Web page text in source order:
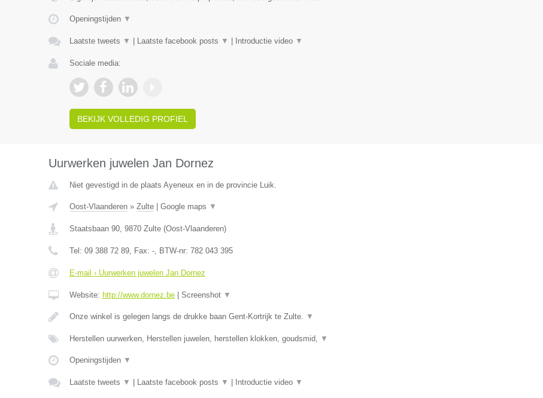
Openingstijden ▼
Laatste tweets ▼ Laatste facebook posts ▼ Introductie video ▼
Sociale media:
BEKIJK VOLLEDIG PROFIEL
Uurwerken juwelen Jan Dornez
Niet gevestigd in de plaats Ayeneux en in de provincie Luik.
Oost-Vlaanderen» Zulte| Google maps ▼
Staatsbaan 90, 9870 Zulte(Oost-Vlaanderen)
Tel: 09 388 72 89, Fax: -, BTW-nr: 782 043 395
E-mail › Uurwerken juwelen Jan Dornez
Website: http://www.dornez.be| Screenshot ▼
Onze winkel is gelegen langs de drukke baan Gent-Kortrijk te Zulte. ▼
Herstellen uurwerken, Herstellen juwelen, herstellen klokken, goudsmid, ▼
Openingstijden ▼
Laatste tweets ▼ Laatste facebook posts ▼ Introductie video ▼